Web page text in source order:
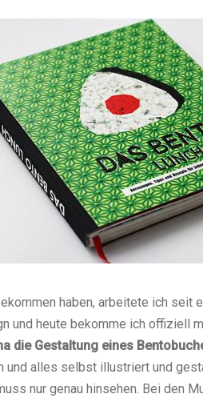
haben, arbeitete ich seit
und heute bekomme ich offiziell
die Gestaltung eines
und alles selbst illustriert und
nur genau hinsehen. Bei den